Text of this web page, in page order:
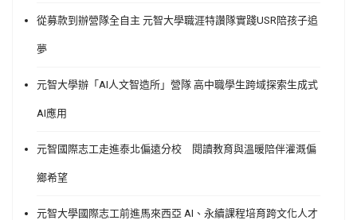
從募款到辦營隊全自主 元智大學職涯特讚隊實踐USR陪孩子追
夢
元智大學辦「AI人文智造所」營隊 高中職學生跨域探索生成式
AI應用
元智國際志工走進泰北偏遠分校 閱讀教育與溫暖陪伴灌溉偏
鄉希望
元智大學國際志工前進馬來西亞 AI、永續課程培育跨文化人才